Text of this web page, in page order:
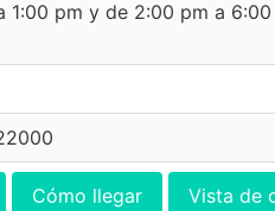
1:00 pm y de 2:00 pm a
Cómo llegar Vista de